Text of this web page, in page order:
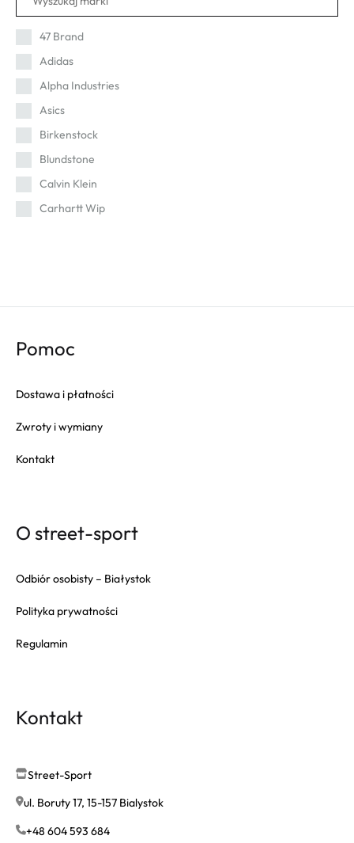
43
44
44 1/2
45
45 1/2
46 1/2
47
47 1/2
49
47 Brand
Adidas
Alpha Industries
Asics
Birkenstock
Blundstone
Calvin Klein
Carhartt Wip
Converse
Crocs
Eastpak
Fila
Fitflop
Goorin Bros
Herschel
Jansport
Keen
Le Coq Sportif
Loungefly
Pomoc
Dostawa i płatności
Zwroty i wymiany
Kontakt
O street-sport
Odbiór osobisty – Białystok
Polityka prywatności
Regulamin
Kontakt
Street-Sport
ul. Boruty 17, 15-157 Bialystok
+48 604 593 684